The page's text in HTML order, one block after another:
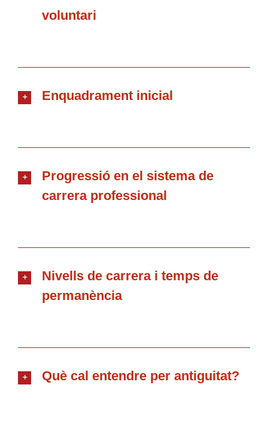
voluntari
Enquadrament inicial
Progressió en el sistema de
carrera professional
Nivells de carrera i temps de
permanència
Què cal entendre per antiguitat?